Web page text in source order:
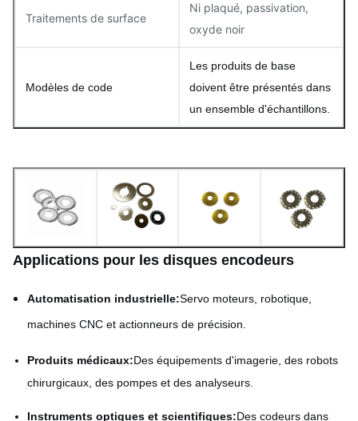
Traitements de surface
Ni plaqué, passivation,
oxyde noir
Modèles de code
Les produits de base
doivent être présentés dans
un ensemble d'échantillons.
Applications pour les disques encodeurs
Automatisation industrielle:Servo moteurs, robotique,
machines CNC et actionneurs de précision.
Produits médicaux:Des équipements d'imagerie, des robots
chirurgicaux, des pompes et des analyseurs.
Instruments optiques et scientifiques:Des codeurs dans